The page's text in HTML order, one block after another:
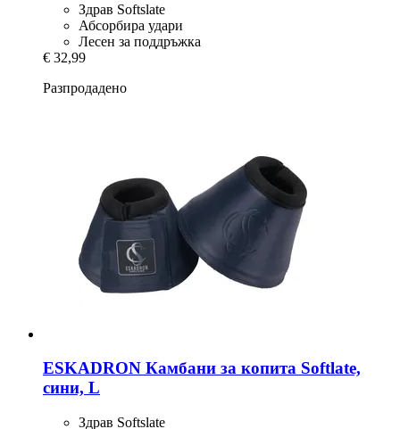
Здрав Softslate
Абсорбира удари
Лесен за поддръжка
€ 32,99
Разпродадено
ESKADRON Камбани за копита Softlate,
сини, L
Здрав Softslate